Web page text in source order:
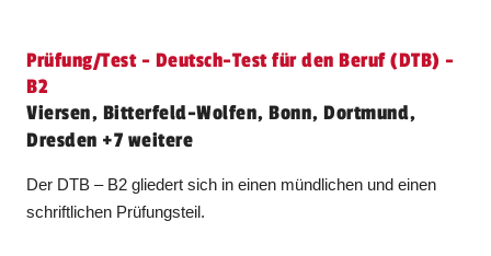
Prüfung/Test - Deutsch-Test für den Beruf (DTB) -
B2
Viersen, Bitterfeld-Wolfen, Bonn, Dortmund,
Dresden +7 weitere
Der DTB – B2 gliedert sich in einen mündlichen und einen
schriftlichen Prüfungsteil.